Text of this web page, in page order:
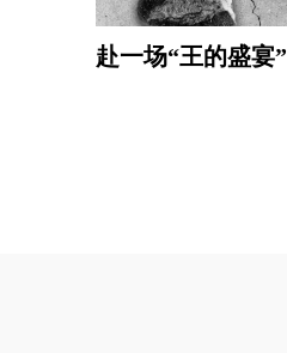
赴一场“王的盛宴”